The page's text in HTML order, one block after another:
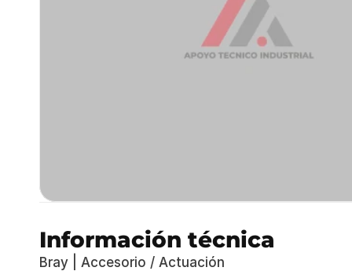
Información técnica
Bray | Accesorio / Actuación